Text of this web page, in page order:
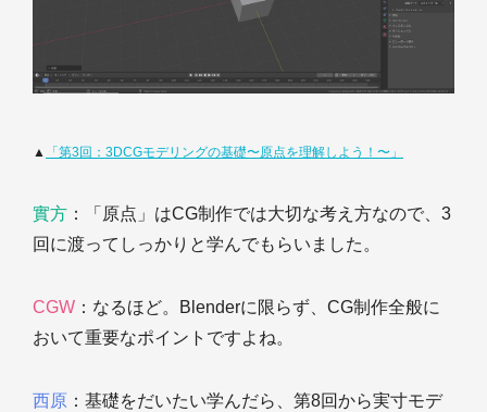
▲ 「第3回：3DCGモデリングの基礎〜原点を理解しよう！〜」
實方 ：「原点」はCG制作では大切な考え方なので、3
回に渡ってしっかりと学んでもらいました。
CGW ：なるほど。Blenderに限らず、CG制作全般に
おいて重要なポイントですよね。
西原 ：基礎をだいたい学んだら、第8回から実寸モデ